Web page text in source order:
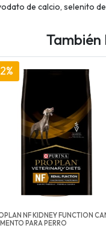
de calcio, selenito
NF KIDNEY FUNCTION
PARA PERRO